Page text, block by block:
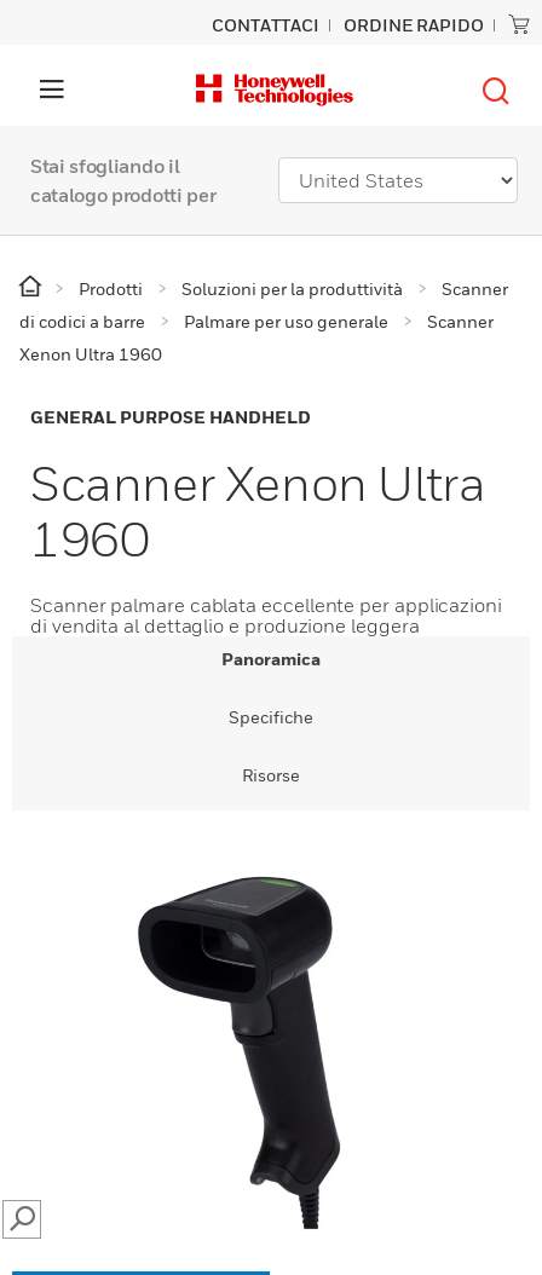
CONTATTACI ORDINE RAPIDO
Stai sfogliando il
catalogo prodotti per
Prodotti Soluzioni per la produttività
Scanner
di codici a barre
Palmare per uso generale
Scanner
Xenon Ultra 1960
GENERAL PURPOSE HANDHELD
Scanner Xenon Ultra
1960
Scanner palmare cablata eccellente per applicazioni
di vendita al dettaglio e produzione leggera
Panoramica
Specifiche
Risorse
SEARCH